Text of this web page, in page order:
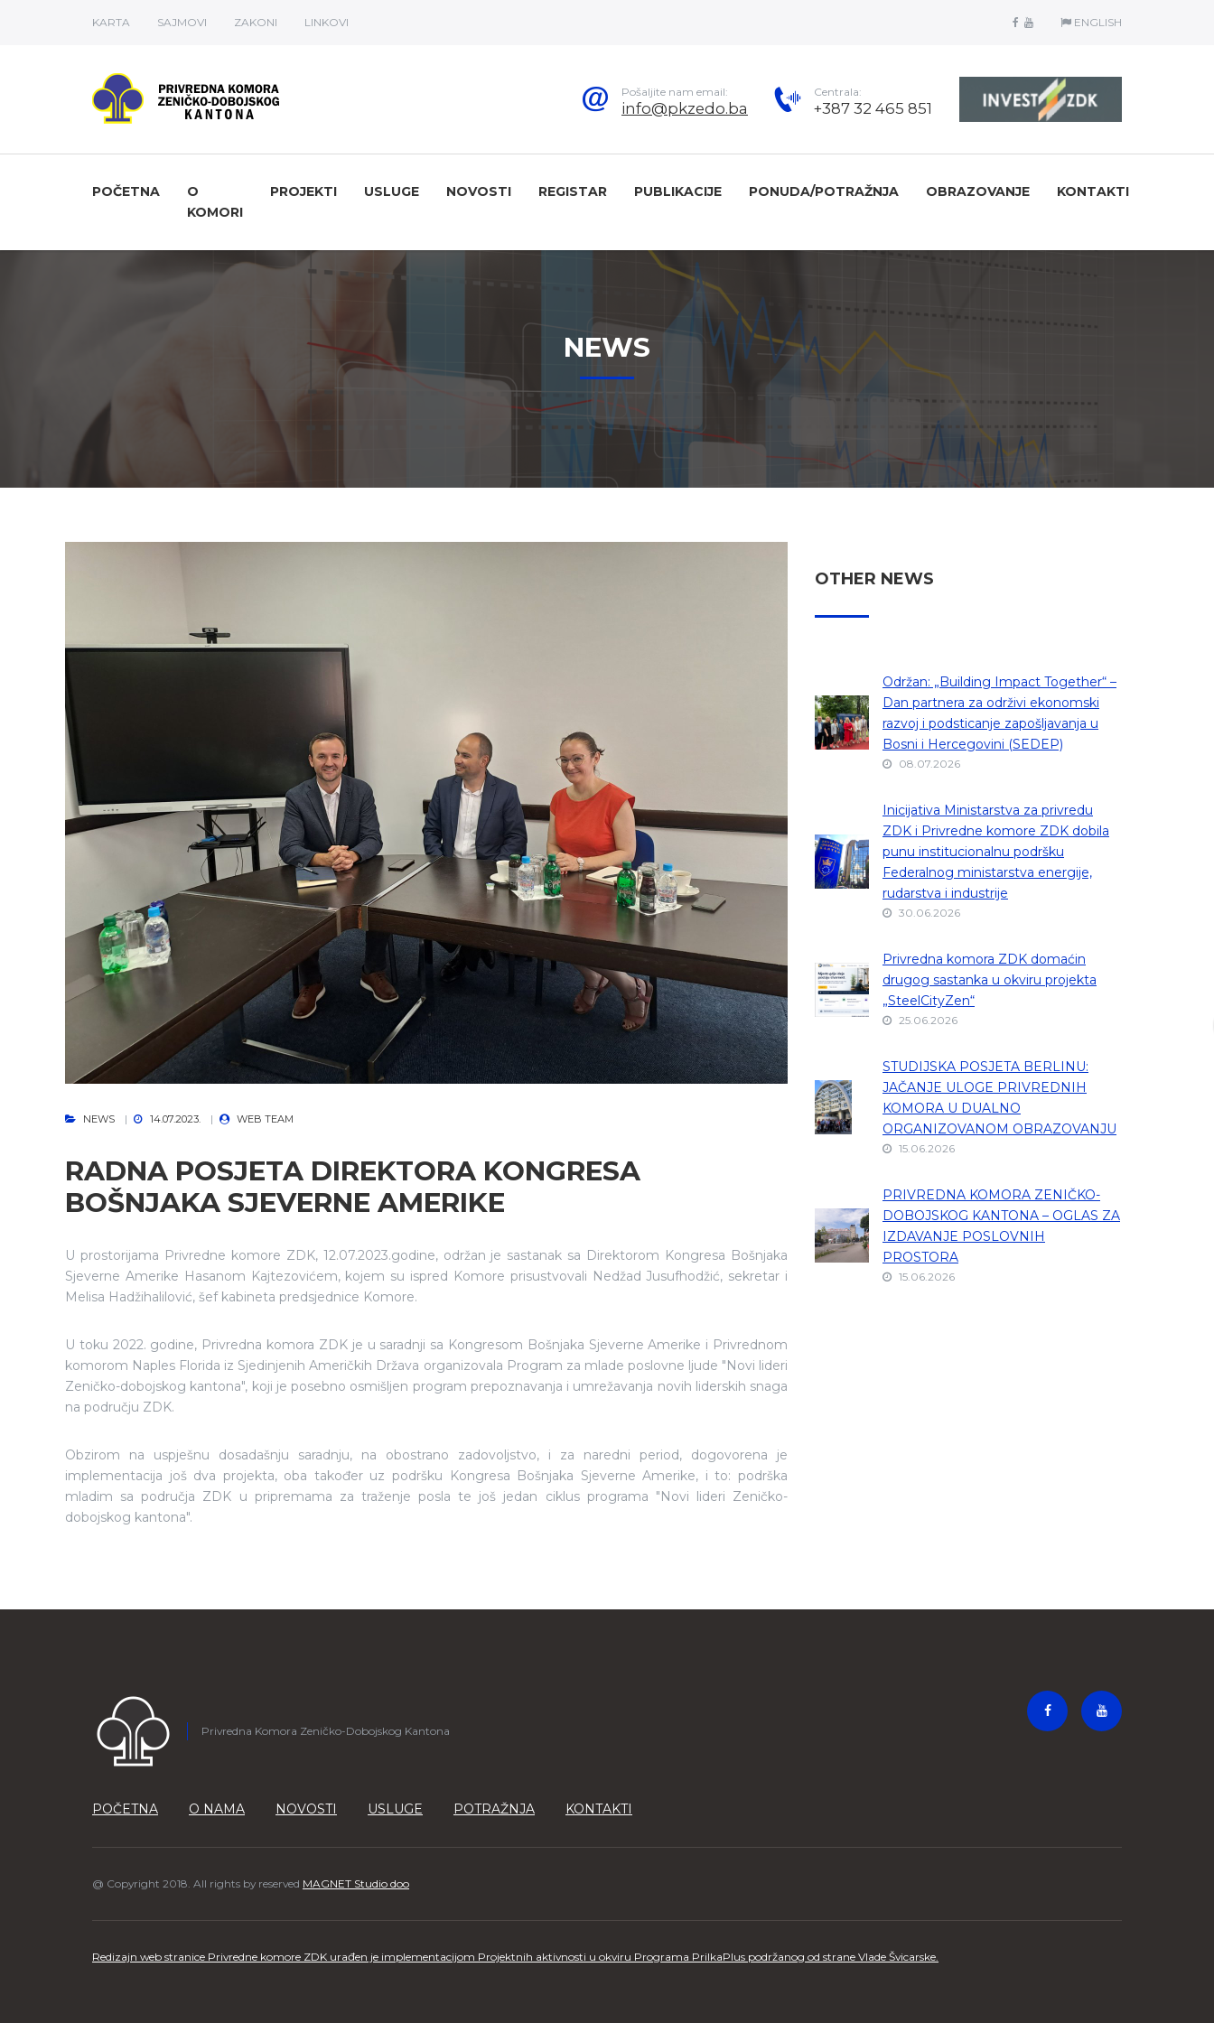
KARTA SAJMOVI ZAKONI LINKOVI ENGLISH
Pošaljite nam email:
info@pkzedo.ba
Centrala:
+387 32 465 851
POČETNA
O
KOMORI
PROJEKTI USLUGE NOVOSTI REGISTAR PUBLIKACIJE PONUDA/POTRAŽNJA OBRAZOVANJE KONTAKTI
NEWS
NEWS 14.07.2023. WEB TEAM
RADNA POSJETA DIREKTORA KONGRESA
BOŠNJAKA SJEVERNE AMERIKE
U prostorijama Privredne komore ZDK, 12.07.2023.godine, održan je sastanak sa Direktorom Kongresa Bošnjaka
Sjeverne Amerike Hasanom Kajtezovićem, kojem su ispred Komore prisustvovali Nedžad Jusufhodžić, sekretar i
Melisa Hadžihalilović, šef kabineta predsjednice Komore.
U toku 2022. godine, Privredna komora ZDK je u saradnji sa Kongresom Bošnjaka Sjeverne Amerike i Privrednom
komorom Naples Florida iz Sjedinjenih Američkih Država organizovala Program za mlade poslovne ljude "Novi lideri
Zeničko-dobojskog kantona", koji je posebno osmišljen program prepoznavanja i umrežavanja novih liderskih snaga
na području ZDK.
Obzirom na uspješnu dosadašnju saradnju, na obostrano zadovoljstvo, i za naredni period, dogovorena je
implementacija još dva projekta, oba također uz podršku Kongresa Bošnjaka Sjeverne Amerike, i to: podrška
mladim sa područja ZDK u pripremama za traženje posla te još jedan ciklus programa "Novi lideri Zeničko-
dobojskog kantona".
OTHER NEWS
Održan: „Building Impact Together“ –
Dan partnera za održivi ekonomski
razvoj i podsticanje zapošljavanja u
Bosni i Hercegovini (SEDEP)
08.07.2026
Inicijativa Ministarstva za privredu
ZDK i Privredne komore ZDK dobila
punu institucionalnu podršku
Federalnog ministarstva energije,
rudarstva i industrije
30.06.2026
Privredna komora ZDK domaćin
drugog sastanka u okviru projekta
„SteelCityZen“
25.06.2026
STUDIJSKA POSJETA BERLINU:
JAČANJE ULOGE PRIVREDNIH
KOMORA U DUALNO
ORGANIZOVANOM OBRAZOVANJU
15.06.2026
PRIVREDNA KOMORA ZENIČKO-
DOBOJSKOG KANTONA – OGLAS ZA
IZDAVANJE POSLOVNIH
PROSTORA
15.06.2026
Privredna Komora Zeničko-Dobojskog Kantona
POČETNA O NAMA NOVOSTI USLUGE POTRAŽNJA KONTAKTI
@ Copyright 2018. All rights by reserved MAGNET Studio doo
Redizajn web stranice Privredne komore ZDK urađen je implementacijom Projektnih aktivnosti u okviru Programa PrilkaPlus podržanog od strane Vlade Švicarske.